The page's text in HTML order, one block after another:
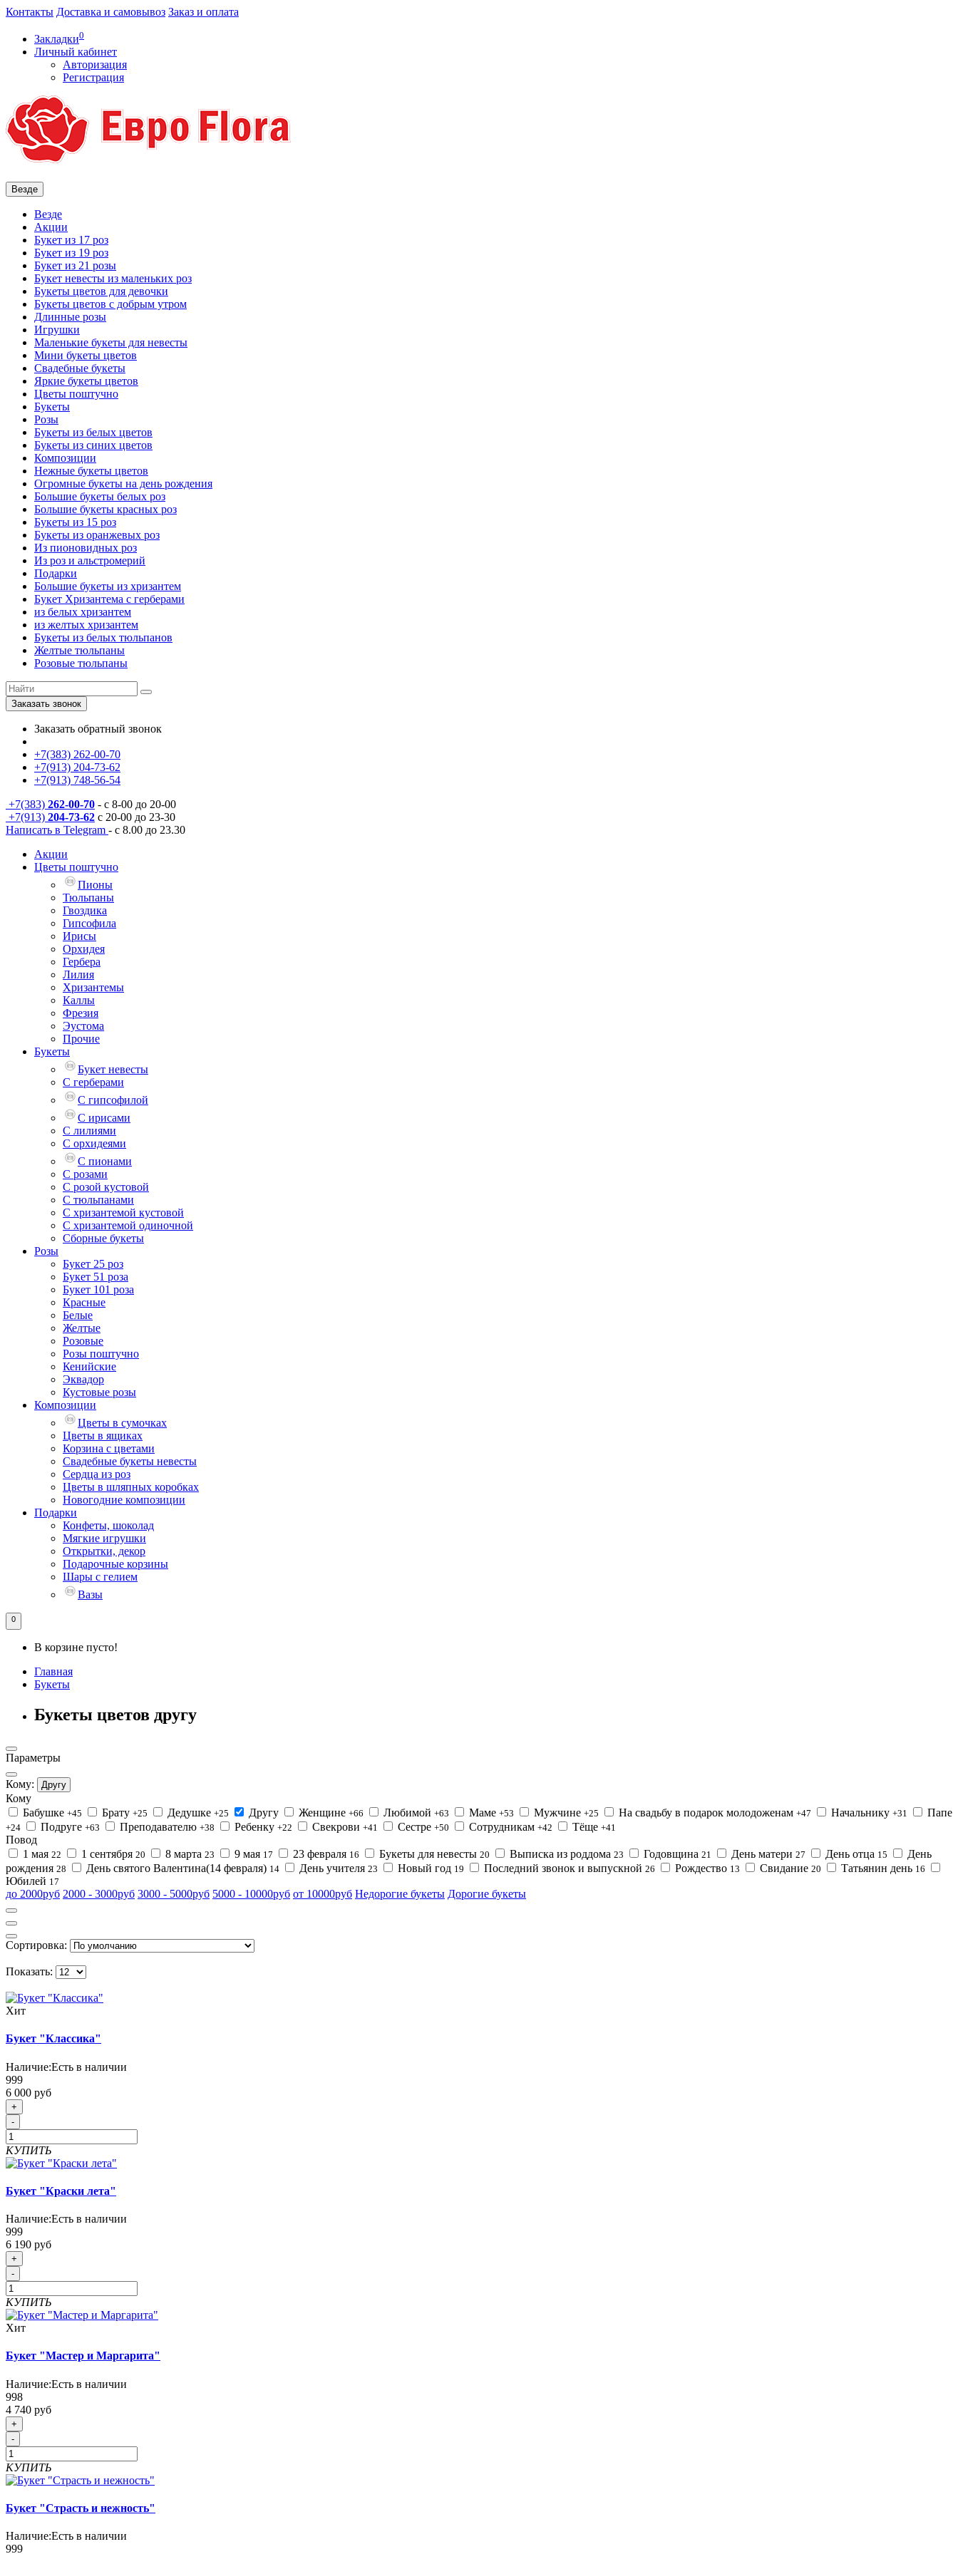
Контакты Доставка и самовывоз Заказ и оплата
Закладки0
Личный кабинет
Авторизация
Регистрация
Везде
Везде
Акции
Букет из 17 роз
Букет из 19 роз
Букет из 21 розы
Букет невесты из маленьких роз
Букеты цветов для девочки
Букеты цветов с добрым утром
Длинные розы
Игрушки
Маленькие букеты для невесты
Мини букеты цветов
Свадебные букеты
Яркие букеты цветов
Цветы поштучно
Букеты
Розы
Букеты из белых цветов
Букеты из синих цветов
Композиции
Нежные букеты цветов
Огромные букеты на день рождения
Большие букеты белых роз
Большие букеты красных роз
Букеты из 15 роз
Букеты из оранжевых роз
Из пионовидных роз
Из роз и альстромерий
Подарки
Большие букеты из хризантем
Букет Хризантема с герберами
из белых хризантем
из желтых хризантем
Букеты из белых тюльпанов
Желтые тюльпаны
Розовые тюльпаны
Заказать звонок
Заказать обратный звонок
+7(383) 262-00-70
+7(913) 204-73-62
+7(913) 748-56-54
+7(383) 262-00-70 - с 8-00 до 20-00
+7(913) 204-73-62 с 20-00 до 23-30
Написать в Telegram - с 8.00 до 23.30
Акции
Цветы поштучно
Пионы
Тюльпаны
Гвоздика
Гипсофила
Ирисы
Орхидея
Гербера
Лилия
Хризантемы
Каллы
Фрезия
Эустома
Прочие
Букеты
Букет невесты
С герберами
С гипсофилой
С ирисами
С лилиями
С орхидеями
С пионами
С розами
С розой кустовой
С тюльпанами
С хризантемой кустовой
С хризантемой одиночной
Сборные букеты
Розы
Букет 25 роз
Букет 51 роза
Букет 101 роза
Красные
Белые
Желтые
Розовые
Розы поштучно
Кенийские
Эквадор
Кустовые розы
Композиции
Цветы в сумочках
Цветы в ящиках
Корзина с цветами
Свадебные букеты невесты
Сердца из роз
Цветы в шляпных коробках
Новогодние композиции
Подарки
Конфеты, шоколад
Мягкие игрушки
Открытки, декор
Подарочные корзины
Шары с гелием
Вазы
0
В корзине пусто!
Главная
Букеты
Букеты цветов другу
Параметры
Кому: Другу
Кому
Бабушке +45 Брату +25 Дедушке +25 Другу Женщине +66 Любимой +63 Маме +53 Мужчине +25 На свадьбу в подарок молодоженам +47 Начальнику +31 Папе
+24 Подруге +63 Преподавателю +38 Ребенку +22 Свекрови +41 Сестре +50 Сотрудникам +42 Тёще +41
Повод
1 мая 22 1 сентября 20 8 марта 23 9 мая 17 23 февраля 16 Букеты для невесты 20 Выписка из роддома 23 Годовщина 21 День матери 27 День отца 15
День
рождения 28 День святого Валентина(14 февраля) 14 День учителя 23 Новый год 19 Последний звонок и выпускной 26 Рождество 13 Свидание 20 Татьянин день 16
Юбилей 17
до 2000руб 2000 - 3000руб 3000 - 5000руб 5000 - 10000руб от 10000руб Недорогие букеты Дорогие букеты
Сортировка:
Показать:
Хит
Букет "Классика"
Наличие:Есть в наличии
999
6 000 руб
+
-
КУПИТЬ
Букет "Краски лета"
Наличие:Есть в наличии
999
6 190 руб
+
-
КУПИТЬ
Хит
Букет "Мастер и Маргарита"
Наличие:Есть в наличии
998
4 740 руб
+
-
КУПИТЬ
Букет "Страсть и нежность"
Наличие:Есть в наличии
999